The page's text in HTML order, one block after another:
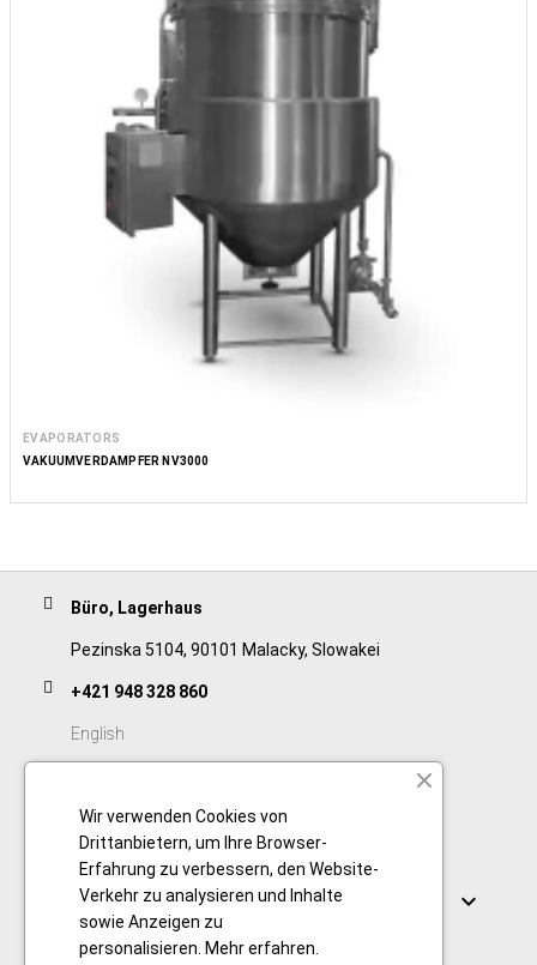
EVAPORATORS
VAKUUMVERDAMPFER NV3000
Büro, Lagerhaus
Pezinska 5104, 90101 Malacky, Slowakei
+421 948 328 860
English
Slovak/Czech
Verbindungen 
Wir verwenden Cookies von
Drittanbietern, um Ihre Browser-
Erfahrung zu verbessern, den Website-
Verkehr zu analysieren und Inhalte
sowie Anzeigen zu
personalisieren. Mehr erfahren